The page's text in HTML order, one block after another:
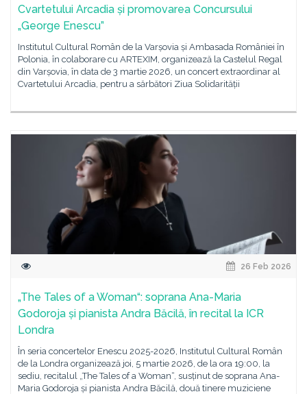
Cvartetului Arcadia și promovarea Concursului
„George Enescu”
Institutul Cultural Român de la Varșovia și Ambasada României în
Polonia, în colaborare cu ARTEXIM, organizează la Castelul Regal
din Varșovia, în data de 3 martie 2026, un concert extraordinar al
Cvartetului Arcadia, pentru a sărbători Ziua Solidarității
26 Feb 2026
„The Tales of a Woman“: soprana Ana-Maria
Godoroja și pianista Andra Băcilă, în recital la ICR
Londra
În seria concertelor Enescu 2025-2026, Institutul Cultural Român
de la Londra organizează joi, 5 martie 2026, de la ora 19:00, la
sediu, recitalul „The Tales of a Woman“, susținut de soprana Ana-
Maria Godoroja și pianista Andra Băcilă, două tinere muziciene